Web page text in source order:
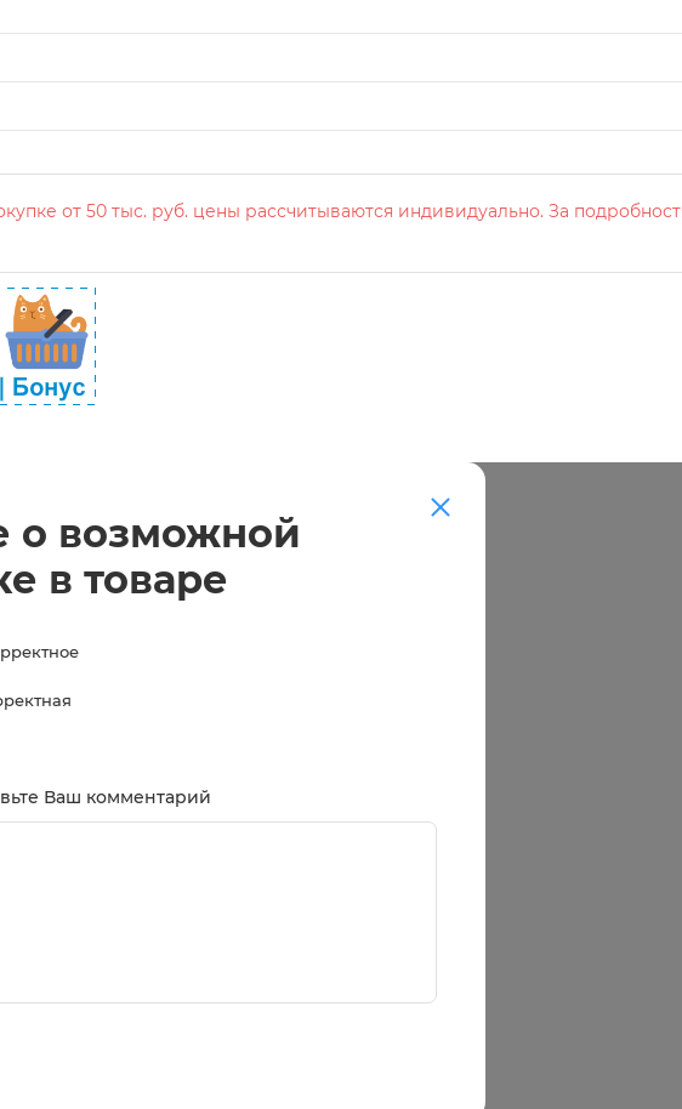
от 50 тыс. руб. цены рассчитываются индивидуально. За
о возможной
в товаре
Ваш комментарий